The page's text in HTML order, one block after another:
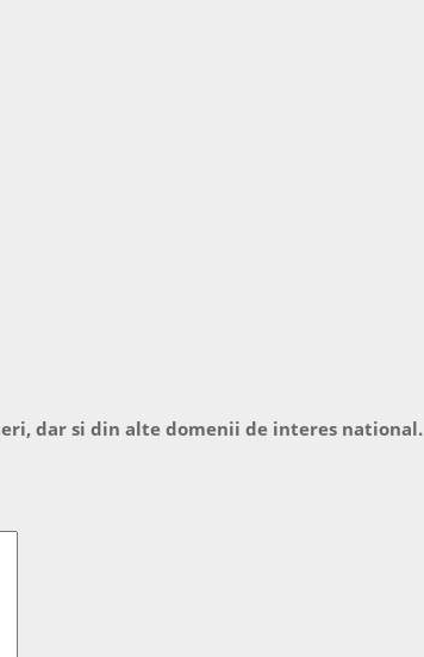
dar si din alte domenii de interes national.